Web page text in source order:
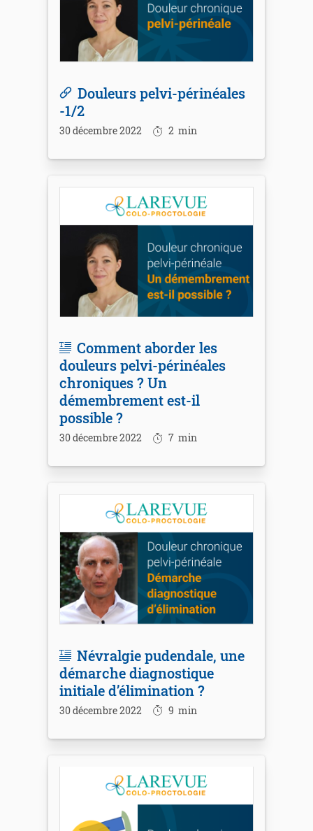
Douleurs pelvi-périnéales
-1/2
30 décembre 2022 2 min
Comment aborder les
douleurs pelvi-périnéales
chroniques ? Un
démembrement est-il
possible ?
30 décembre 2022 7 min
Névralgie pudendale, une
démarche diagnostique
initiale d’élimination ?
30 décembre 2022 9 min